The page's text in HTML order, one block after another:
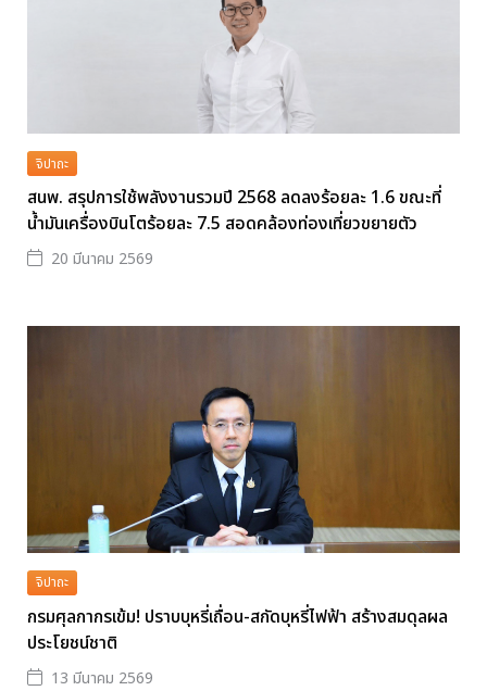
จิปาถะ
สนพ. สรุปการใช้พลังงานรวมปี 2568 ลดลงร้อยละ 1.6 ขณะที่
น้ำมันเครื่องบินโตร้อยละ 7.5 สอดคล้องท่องเที่ยวขยายตัว
20 มีนาคม 2569
จิปาถะ
กรมศุลกากรเข้ม! ปราบบุหรี่เถื่อน-สกัดบุหรี่ไฟฟ้า สร้างสมดุลผล
ประโยชน์ชาติ
13 มีนาคม 2569